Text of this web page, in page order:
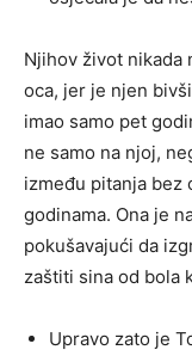
Njihov život nikada
oca, jer je njen
imao samo pet
ne samo na njoj,
između pitanja bez
godinama. Ona je
pokušavajući da
zaštiti sina od bola
Upravo zato je